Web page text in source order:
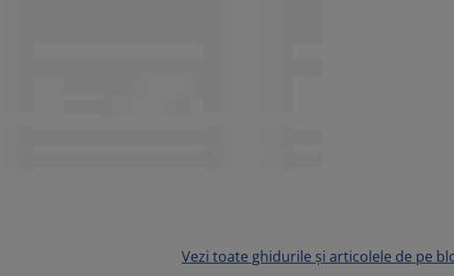
Vezi toate ghidurile și articolele de pe